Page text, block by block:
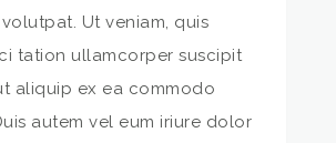
Ut veniam, quis
tation ullamcorper suscipit
aliquip ex ea commodo
autem vel eum iriure dolor